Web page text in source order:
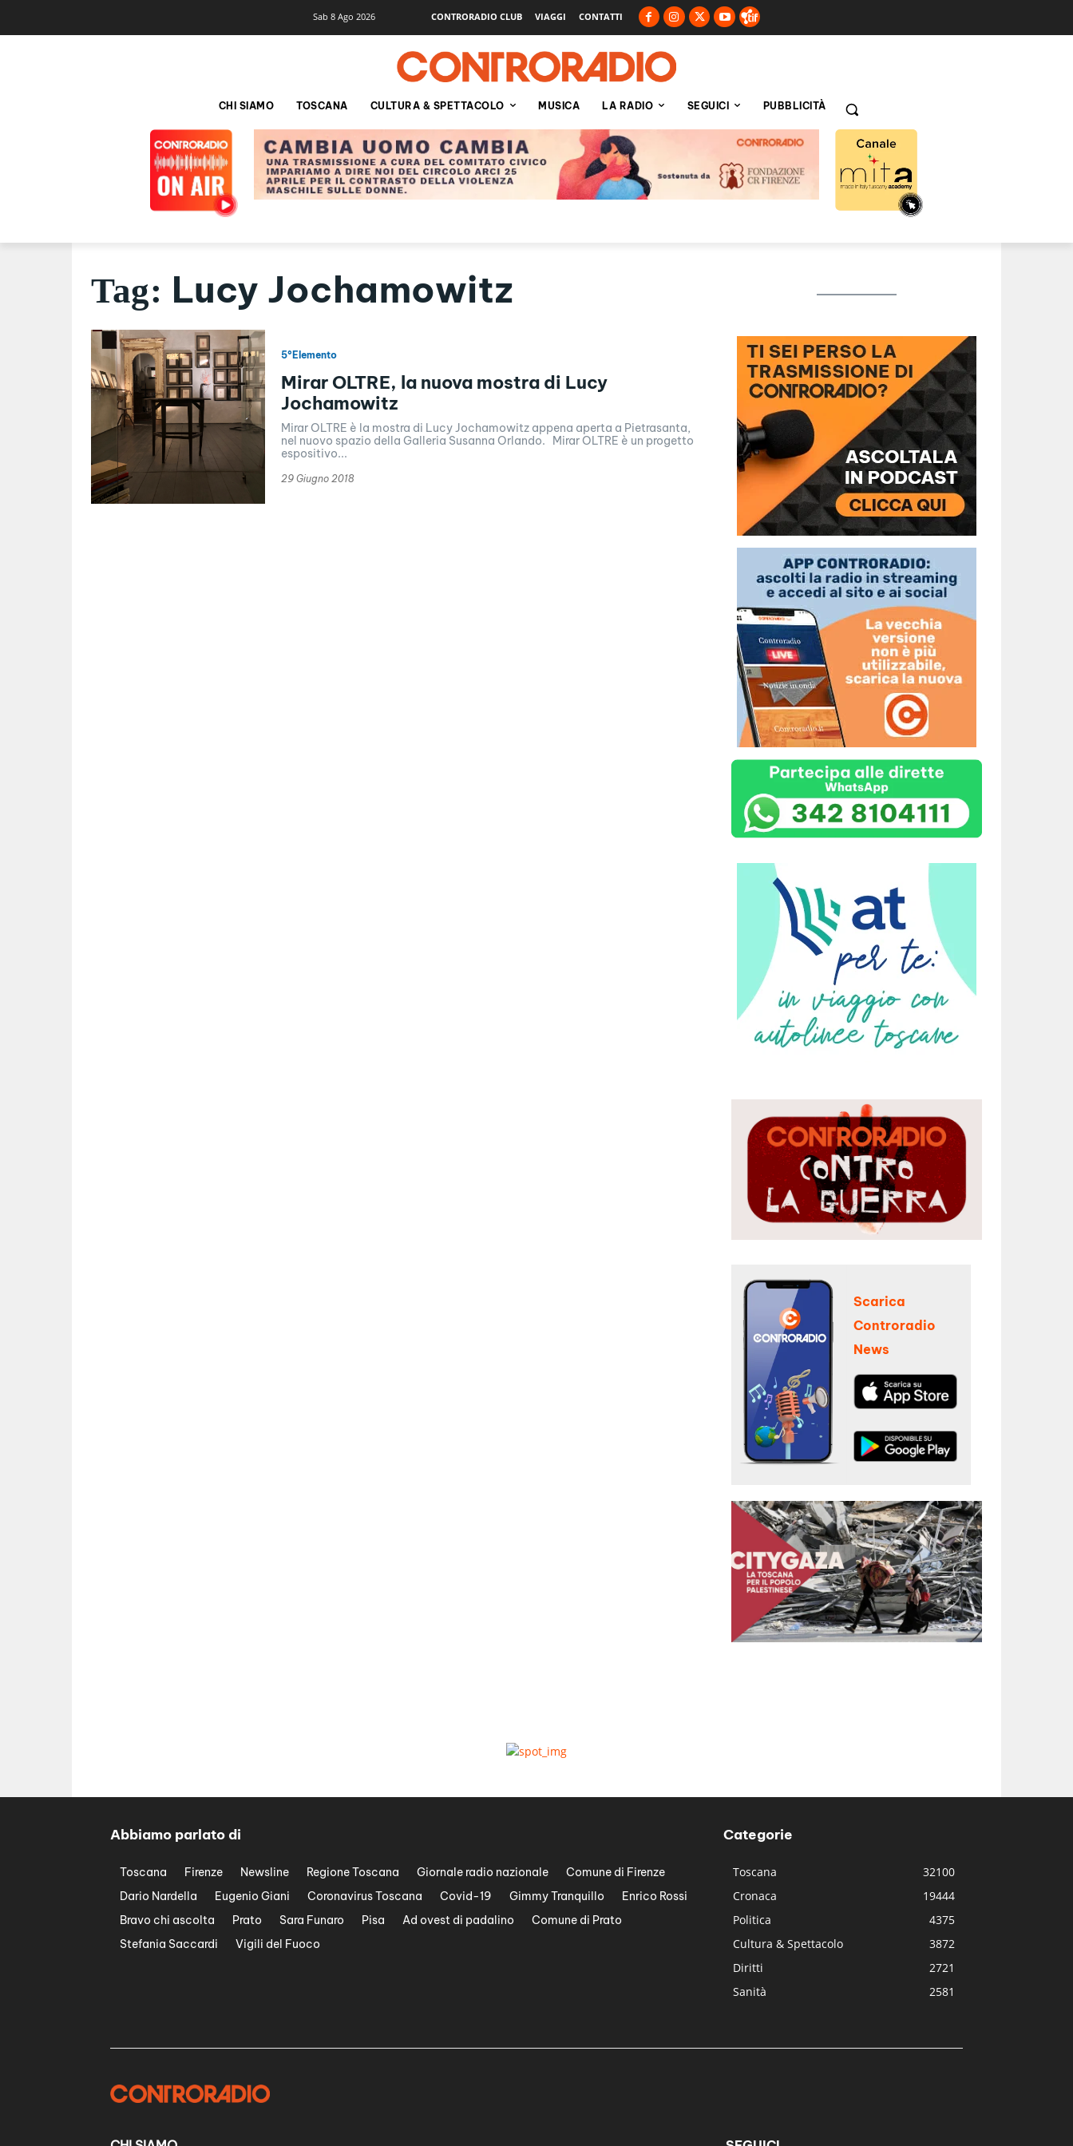
Sab 8 Ago 2026 CONTRORADIO CLUB VIAGGI CONTATTI
CHI SIAMO TOSCANA CULTURA & SPETTACOLO MUSICA LA RADIO SEGUICI PUBBLICITÀ
Tag: Lucy Jochamowitz
5°Elemento
Mirar OLTRE, la nuova mostra di Lucy
Jochamowitz
Mirar OLTRE è la mostra di Lucy Jochamowitz appena aperta a Pietrasanta,
nel nuovo spazio della Galleria Susanna Orlando. Mirar OLTRE è un progetto
espositivo...
29 Giugno 2018
Scarica
Controradio
News
Abbiamo parlato di
Toscana Firenze Newsline Regione Toscana Giornale radio nazionale
Comune di Firenze
Dario Nardella
Eugenio Giani Coronavirus Toscana Covid-19 Gimmy Tranquillo
Enrico Rossi
Bravo chi ascolta
Prato Sara Funaro Pisa Ad ovest di padalino
Comune di Prato
Stefania Saccardi
Vigili del Fuoco
Categorie
Toscana
32100
Cronaca
19444
Politica
4375
Cultura & Spettacolo
3872
Diritti
2721
Sanità
2581